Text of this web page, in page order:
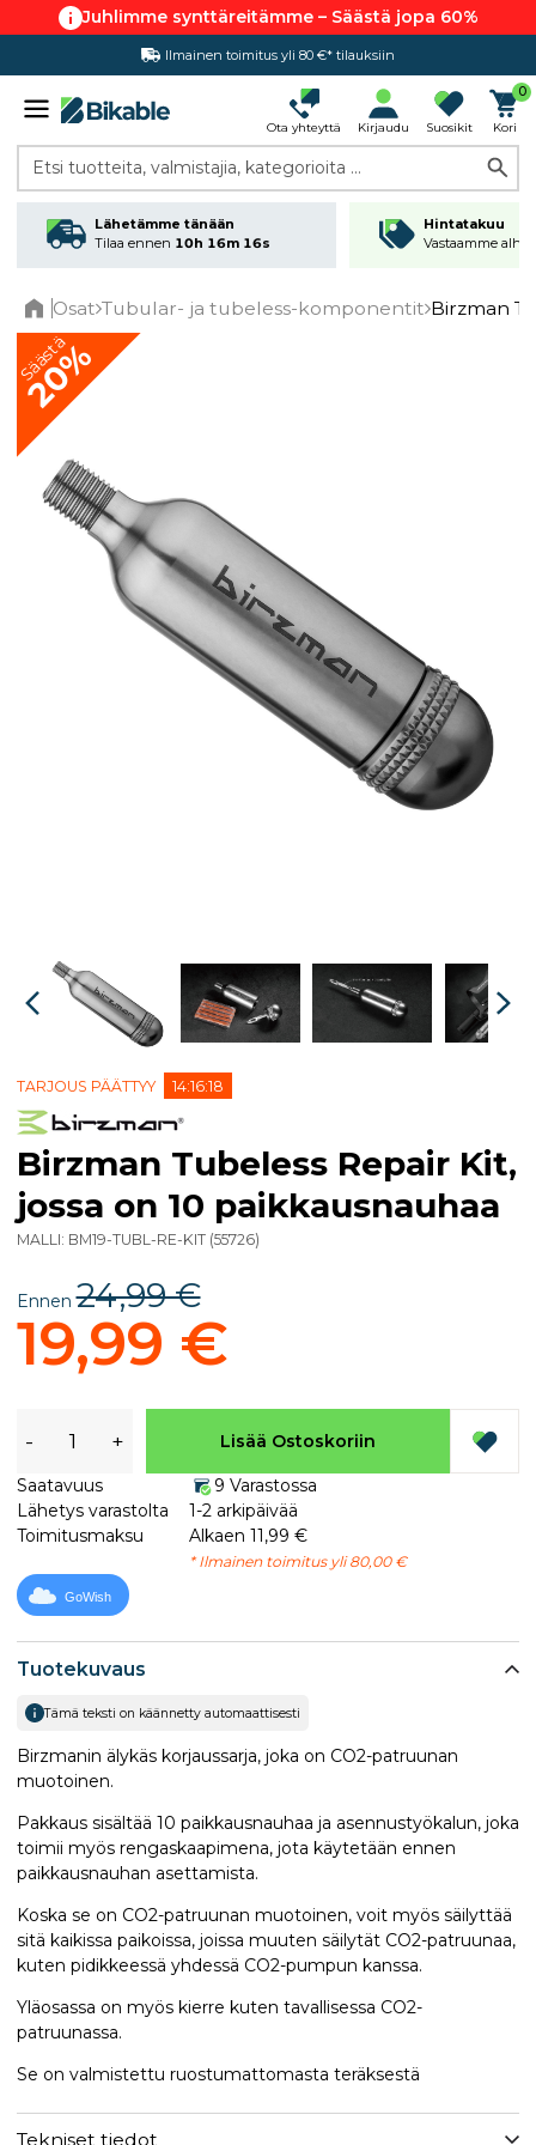
Juhlimme synttäreitämme – Säästä jopa 60%
Ilmainen toimitus yli 80 €* tilauksiin
Hintatakuu
Ota yhteyttä Kirjaudu Suosikit
0
Kori
Etsi tuotteita, valmistajia, kategorioita ...
Lähetämme tänään
Tilaa ennen 10h 16m 15s
Hintatakuu
Vastaamme
Osat Tubular- ja tubeless-komponentit Birzman
Säästä
20%
Tuotekuvaus
Tämä teksti on käännetty automaattisesti
Birzmanin älykäs korjaussarja, joka on CO2-patruunan
muotoinen.
Pakkaus sisältää 10 paikkausnauhaa ja asennustyökalun, joka
toimii myös rengaskaapimena, jota käytetään ennen
paikkausnauhan asettamista.
Koska se on CO2-patruunan muotoinen, voit myös säilyttää
sitä kaikissa paikoissa, joissa muuten säilytät CO2-patruunaa,
kuten pidikkeessä yhdessä CO2-pumpun kanssa.
Yläosassa on myös kierre kuten tavallisessa CO2-
patruunassa.
Se on valmistettu ruostumattomasta teräksestä
Tekniset tiedot
TARJOUS PÄÄTTYY 14:16:17
Birzman Tubeless Repair Kit,
jossa on 10 paikkausnauhaa
MALLI: BM19-TUBL-RE-KIT (55726)
Ennen 24,99 €
19,99 €
- + Lisää Ostoskoriin
Saatavuus
9 Varastossa
Lähetys varastolta
1-2 arkipäivää
Toimitusmaksu
Alkaen 11,99 €
* Ilmainen toimitus yli 80,00 €
GoWish